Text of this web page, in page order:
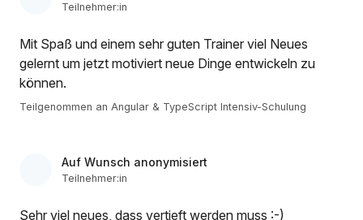
Teilnehmer:in
Mit Spaß und einem sehr guten Trainer viel Neues
gelernt um jetzt motiviert neue Dinge entwickeln zu
können.
Teilgenommen an Angular & TypeScript Intensiv-Schulung
Auf Wunsch anonymisiert
Teilnehmer:in
Sehr viel neues, dass vertieft werden muss :-)